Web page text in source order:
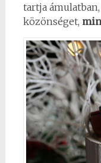
tartja
közönséget,